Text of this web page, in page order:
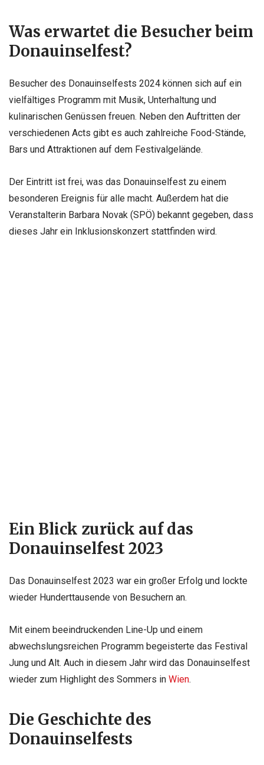
Was erwartet die Besucher beim
Donauinselfest?
Besucher des Donauinselfests 2024 können sich auf ein
vielfältiges Programm mit Musik, Unterhaltung und
kulinarischen Genüssen freuen. Neben den Auftritten der
verschiedenen Acts gibt es auch zahlreiche Food-Stände,
Bars und Attraktionen auf dem Festivalgelände.
Der Eintritt ist frei, was das Donauinselfest zu einem
besonderen Ereignis für alle macht. Außerdem hat die
Veranstalterin Barbara Novak (SPÖ) bekannt gegeben, dass
dieses Jahr ein Inklusionskonzert stattfinden wird.
Ein Blick zurück auf das
Donauinselfest 2023
Das Donauinselfest 2023 war ein großer Erfolg und lockte
wieder Hunderttausende von Besuchern an.
Mit einem beeindruckenden Line-Up und einem
abwechslungsreichen Programm begeisterte das Festival
Jung und Alt. Auch in diesem Jahr wird das Donauinselfest
wieder zum Highlight des Sommers in Wien.
Die Geschichte des
Donauinselfests